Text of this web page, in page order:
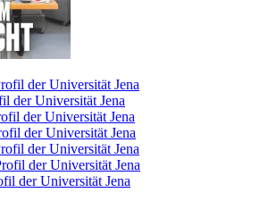
der Universität Jena
der Universität Jena
der Universität Jena
der Universität Jena
der Universität Jena
der Universität Jena
der Universität Jena